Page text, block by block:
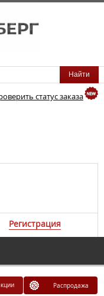
статус заказа
Регистрация
Распродажа